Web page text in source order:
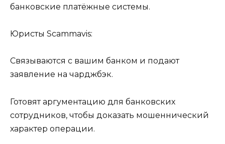
банковские платёжные системы.
Юристы Scammavis:
Связываются с вашим банком и подают
заявление на чарджбэк.
Готовят аргументацию для банковских
сотрудников, чтобы доказать мошеннический
характер операции.